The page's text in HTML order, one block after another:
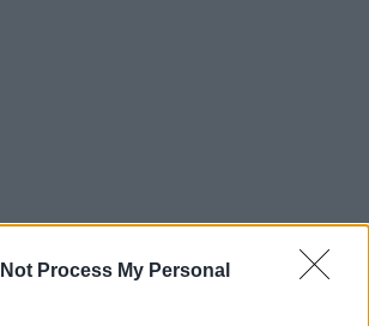
Process My Personal